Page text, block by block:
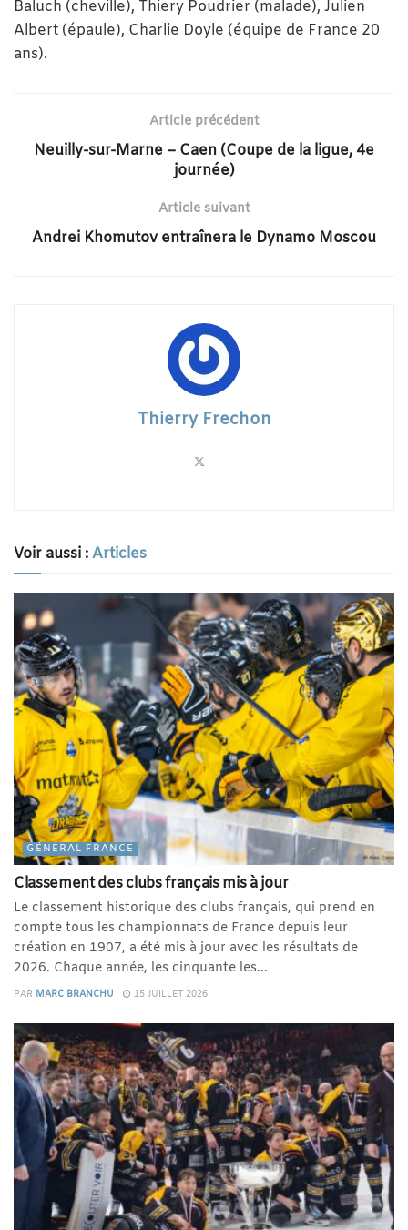
Baluch (cheville), Thiery Poudrier (malade), Julien
Albert (épaule), Charlie Doyle (équipe de France 20
ans).
Article précédent
Neuilly-sur-Marne – Caen (Coupe de la ligue, 4e
journée)
Article suivant
Andrei Khomutov entraînera le Dynamo Moscou
Thierry Frechon
Voir aussi :Articles
GÉNÉRAL FRANCE
Classement des clubs français mis à jour
Le classement historique des clubs français, qui prend en
compte tous les championnats de France depuis leur
création en 1907, a été mis à jour avec les résultats de
2026. Chaque année, les cinquante les...
PAR MARC BRANCHU 15 JUILLET 2026